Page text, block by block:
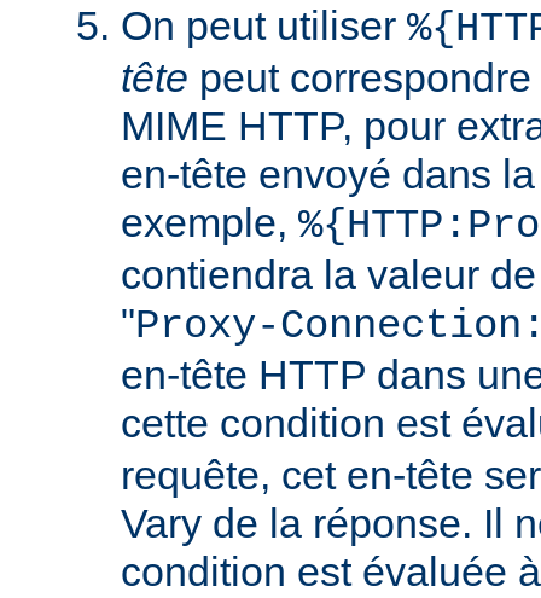
On peut utiliser
tête peut
MIME HTTP, pour
en-tête envoyé dans
exemple,
contiendra la valeur
"Proxy-
en-tête HTTP dans
cette condition est
requête, cet en-tête
Vary de la réponse. Il
condition est évaluée